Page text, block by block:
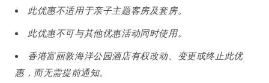
此优惠不适用于亲子主题客房及套房。
此优惠不可与其他优惠活动同时使用。
香港富丽敦海洋公园酒店有权改动、变更或终止此优
惠，而无需提前通知。